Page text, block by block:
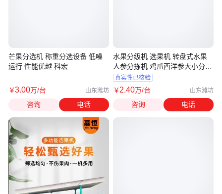
芒果分选机 称重分选设备 低噪
运行 性能优越 科宏
￥3.00万/台 山东潍坊
咨询 电话
水果分级机 选果机 转盘式水果
人参分拣机 鸡爪西洋参大小分选
机
真实性已核验
￥2.40万/台 山东潍坊
咨询 电话